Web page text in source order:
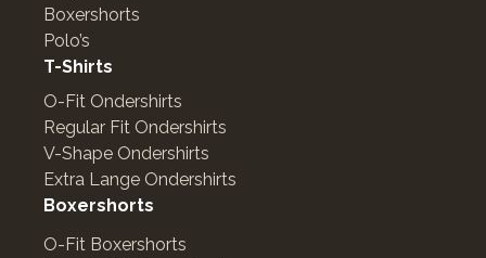
Boxershorts
Polo’s
T-Shirts
O-Fit Ondershirts
Regular Fit Ondershirts
V-Shape Ondershirts
Extra Lange Ondershirts
Boxershorts
O-Fit Boxershorts